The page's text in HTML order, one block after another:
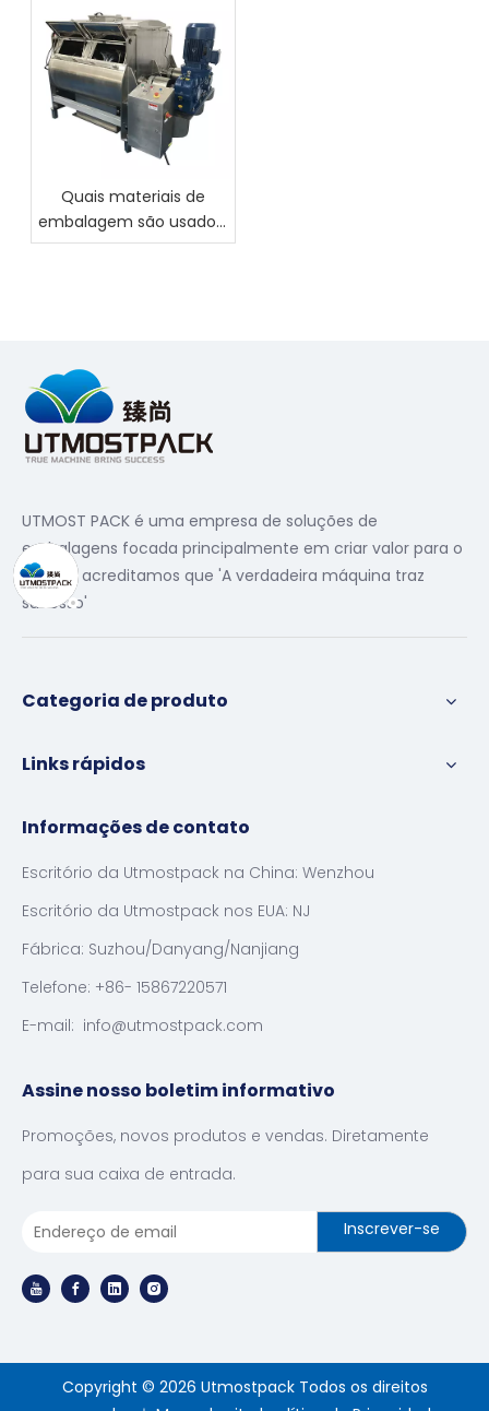
Quais materiais de
embalagem são usados ​​
para nozes?
UTMOST PACK é uma empresa de soluções de
embalagens focada principalmente em criar valor para o
cliente, acreditamos que 'A verdadeira máquina traz
sucesso'
Categoria de produto
Links rápidos
Informações de contato
Escritório da Utmostpack na China: Wenzhou
Escritório da Utmostpack nos EUA: NJ
Fábrica: Suzhou/Danyang/Nanjiang
Telefone: +86- 15867220571
E-mail: info@utmostpack.com
Assine nosso boletim informativo
Promoções, novos produtos e vendas. Diretamente
para sua caixa de entrada.
Inscrever-se
Copyright © 2026 Utmostpack Todos os direitos